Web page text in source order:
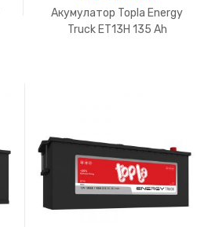
Акумулатор Topla Energy
Truck ET13H 135 Ah